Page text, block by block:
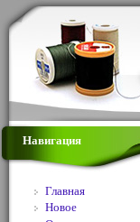
Навигация
Главная
Новое